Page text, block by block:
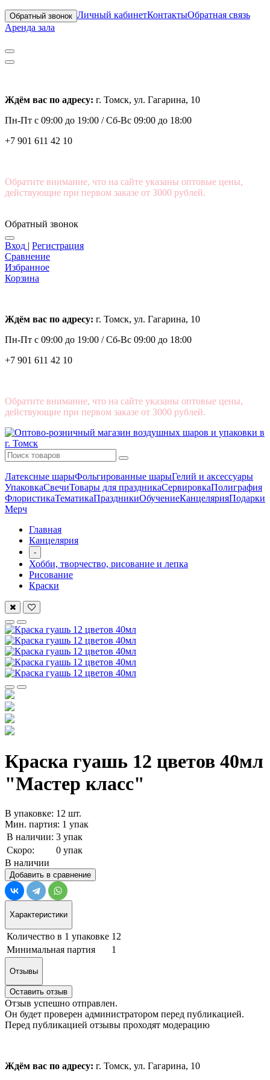
Обратный звонок Личный кабинетКонтактыОбратная связь
Аренда зала
Ждём вас по адресу: г. Томск, ул. Гагарина, 10
Пн-Пт с 09:00 до 19:00 /Сб-Вс 09:00 до 18:00
+7 901 611 42 10
Обратите внимание, что на сайте указаны оптовые цены,
действующие при первом заказе от 3000 рублей.
Обратный звонок
Вход | Регистрация
Сравнение
Избранное
Корзина
Ждём вас по адресу: г. Томск, ул. Гагарина, 10
Пн-Пт с 09:00 до 19:00 /Сб-Вс 09:00 до 18:00
+7 901 611 42 10
Обратите внимание, что на сайте указаны оптовые цены,
действующие при первом заказе от 3000 рублей.
Латексные шарыФольгированные шарыГелий и аксессуары
УпаковкаСвечиТовары для праздникаСервировкаПолиграфия
ФлористикаТематикаПраздникиОбучениеКанцелярияПодарки
Мерч
Главная
Канцелярия
-
Хобби, творчество, рисование и лепка
Рисование
Краски
Краска гуашь 12 цветов 40мл
"Мастер класс"
В упаковке: 12 шт.
Мин. партия: 1 упак
В наличии: 3 упак
Скоро:
0 упак
В наличии
Добавить в сравнение
Характеристики
Количество в 1 упаковке 12
Минимальная партия
1
Отзывы
Оставить отзыв
Отзыв успешно отправлен.
Он будет проверен администратором перед публикацией.
Перед публикацией отзывы проходят модерацию
Ждём вас по адресу: г. Томск, ул. Гагарина, 10